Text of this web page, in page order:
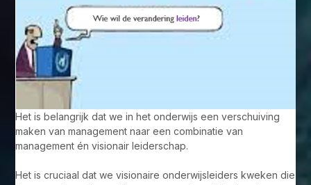
Het is belangrijk dat we in het onderwijs een verschuiving
maken van management naar een combinatie van
management én visionair leiderschap.
Het is cruciaal dat we visionaire onderwijsleiders kweken die